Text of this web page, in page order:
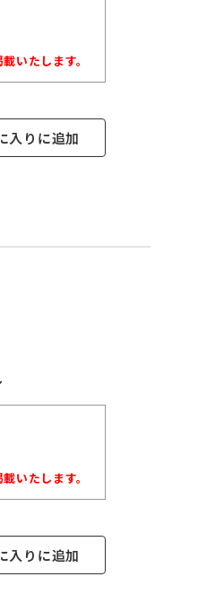
いたします。
入りに追加
いたします。
入りに追加